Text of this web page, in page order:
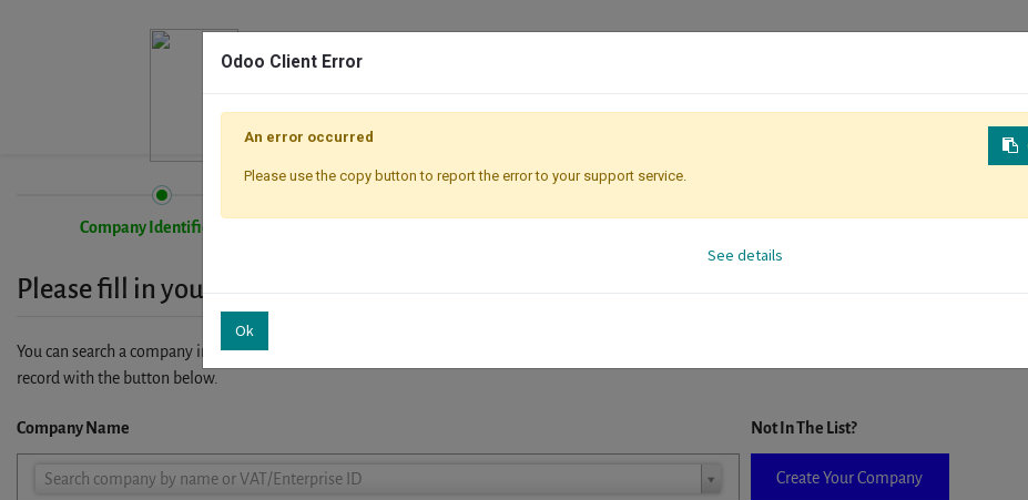
Company Identification
Please fill in your company details
You can search a company in our database by name, VAT or enterprise ID. When a company is selected it will auto-complete the form. If you don't
record with the button below.
Company Name
Search company by name or VAT/Enterprise ID
Company
Not In The List?
Create Your Company
Odoo Client Error
An error occurred
Please use the copy button to report the error to your support service.
See details
Ok